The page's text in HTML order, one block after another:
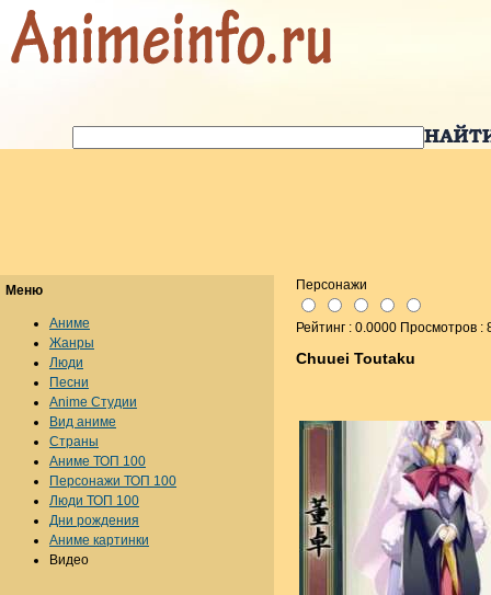
Персонажи
Рейтинг : 0.0000 Просмотров :
Chuuei Toutaku
Меню
Аниме
Жанры
Люди
Песни
Anime Студии
Вид аниме
Страны
Аниме ТОП 100
Персонажи ТОП 100
Люди ТОП 100
Дни рождения
Аниме картинки
Видео